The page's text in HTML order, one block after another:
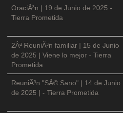
OraciÃ³n | 19 de Junio de 2025 -
Tierra Prometida
2Âª ReuniÃ³n familiar | 15 de Junio
de 2025 | Viene lo mejor - Tierra
Prometida
ReuniÃ³n "SÃ© Sano" | 14 de Junio
de 2025 | - Tierra Prometida